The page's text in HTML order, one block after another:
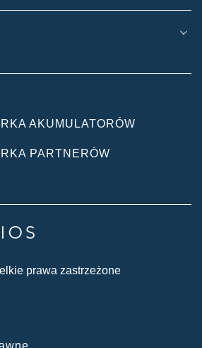
AKUMULATORÓW
PARTNERÓW
prawa zastrzeżone